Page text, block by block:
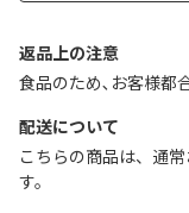
返品上の注意
食品のため､お客様都
配送について
こちらの商品は、通
す。